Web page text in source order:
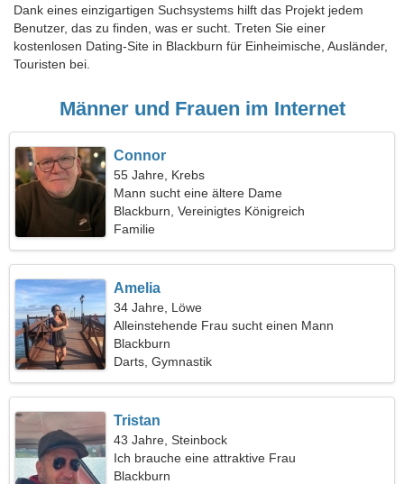
Dank eines einzigartigen Suchsystems hilft das Projekt jedem
Benutzer, das zu finden, was er sucht. Treten Sie einer
kostenlosen Dating-Site in Blackburn für Einheimische, Ausländer,
Touristen bei.
Männer und Frauen im Internet
Connor
55 Jahre, Krebs
Mann sucht eine ältere Dame
Blackburn, Vereinigtes Königreich
Familie
Amelia
34 Jahre, Löwe
Alleinstehende Frau sucht einen Mann
Blackburn
Darts, Gymnastik
Tristan
43 Jahre, Steinbock
Ich brauche eine attraktive Frau
Blackburn